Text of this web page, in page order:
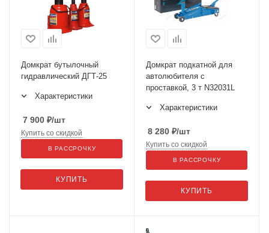
Домкрат бутылочный
гидравлический ДГТ-25
Характеристики
7 900 ₽/шт
КУПИТЬ
Купить со скидкой
В РАССРОЧКУ
Домкрат подкатной для
автолюбителя с
проставкой, 3 т N32031L
Характеристики
8 280 ₽/шт
КУПИТЬ
Купить со скидкой
В РАССРОЧКУ